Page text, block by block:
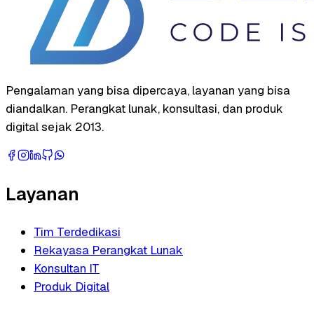
Pengalaman yang bisa dipercaya, layanan yang bisa
diandalkan. Perangkat lunak, konsultasi, dan produk
digital sejak 2013.
Layanan
Tim Terdedikasi
Rekayasa Perangkat Lunak
Konsultan IT
Produk Digital